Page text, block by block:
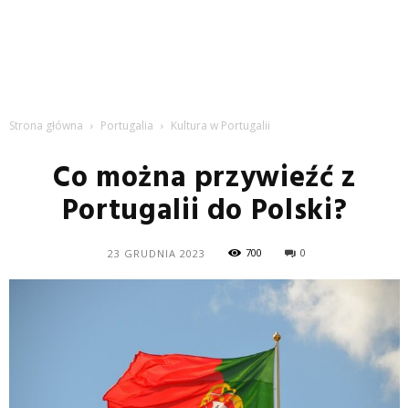
Strona główna Portugalia Kultura w Portugalii
Co można przywieźć z
Portugalii do Polski?
23 GRUDNIA 2023 700 0